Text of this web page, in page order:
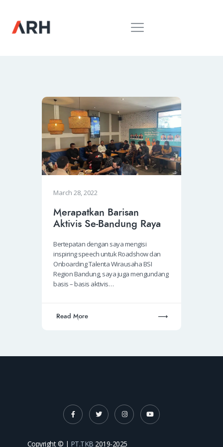
MUH. ARIEF ROSYID
RILIS MEDIA
BUKU
PIDATO
KEBUDAYAAN
KENALAN
March 28, 2022
Merapatkan Barisan
Aktivis Se-Bandung Raya
Bertepatan dengan saya mengisi
inspiring speech untuk Roadshow dan
Onboarding Talenta Wirausaha BSI
Region Bandung, saya juga mengundang
basis – basis aktivis…
Read More
Copyright © | PT.TKB 2019-2025